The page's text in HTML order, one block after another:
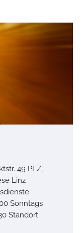
49 PLZ,
Linz
Sonntags
Standort…